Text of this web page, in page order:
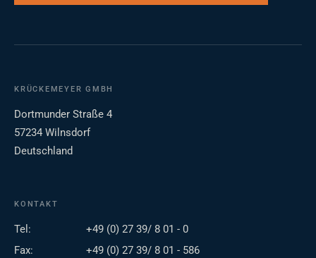
KRÜCKEMEYER GMBH
Dortmunder Straße 4
57234 Wilnsdorf
Deutschland
KONTAKT
Tel:
+49 (0) 27 39/ 8 01 - 0
Fax:
+49 (0) 27 39/ 8 01 - 586